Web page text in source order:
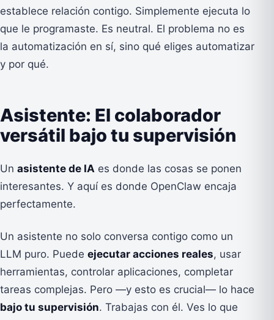
establece relación contigo. Simplemente ejecuta lo
que le programaste. Es neutral. El problema no es
la automatización en sí, sino qué eliges automatizar
y por qué.
Asistente: El colaborador
versátil bajo tu supervisión
Un asistente de IA es donde las cosas se ponen
interesantes. Y aquí es donde OpenClaw encaja
perfectamente.
Un asistente no solo conversa contigo como un
LLM puro. Puede ejecutar acciones reales, usar
herramientas, controlar aplicaciones, completar
tareas complejas. Pero —y esto es crucial— lo hace
bajo tu supervisión. Trabajas con él. Ves lo que